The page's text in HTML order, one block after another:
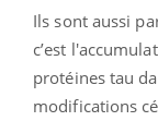
Ils sont aussi
c’est
protéines tau
modifications